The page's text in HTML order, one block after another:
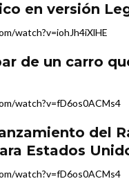
en versión
watch?v=iohJh4iXlHE
de un carro
watch?v=fD6os0ACMs4
del
Estados
watch?v=fD6os0ACMs4